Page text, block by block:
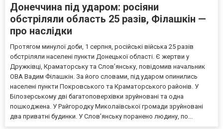
Донеччина під ударом: росіяни
обстріляли область 25 разів, Філашкін —
про наслідки
Протягом минулої доби, 1 серпня, російські війська 25 разів
обстріляли населені пункти Донецької області. Є жертви у
Дружківці, Краматорську та Слов’янську, повідомив начальник
ОВА Вадим Філашкін. За його словами, під ударом опинились
населені пункти Покровського та Краматорського районів. У
Білозерському дві багатоповерхівки зруйновані та одна
пошкоджена. У Райгородку Миколаївської громади зруйновані
два приватні будинки. У Слов’янську поранено людину, по...